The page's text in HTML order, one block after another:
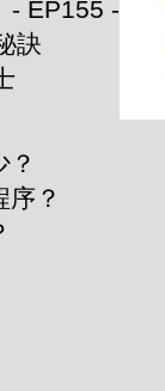
- EP155 -
訣
？
？